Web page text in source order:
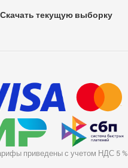
Скачать текущую выборку
приведены с учетом НДС 5 %